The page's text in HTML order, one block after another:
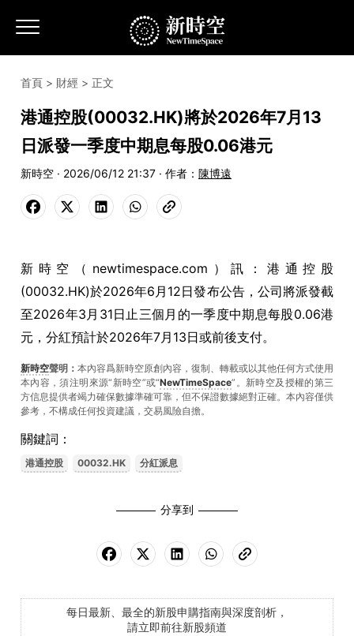
首頁 > 財經 > 正文
港通控股(00032.HK)將於2026年7月13
日派發一季度中期息每股0.06港元
新時空 · 2026/06/12 21:37 · 作者： 陳博遠
新時空（newtimespace.com）訊：港通控股
(00032.HK)於2026年6月12日發布公告，公司將派發截
至2026年3月31日止三個月的一季度中期息每股0.06港
元，分紅預計於2026年7月13日或前後支付。
新時空聲明： 本內容爲新時空原創內容，復制、轉載或以其他任何方式使用
本內容，須注明來源“新時空”或“NewTimeSpace”。新時空及授權的第三
方信息提供者竭力確保數據準確可靠，但不保證數據絕對正確。本內容僅供
參考，不構成任何投資建議，交易風險自擔。
關鍵詞：
港通控股 00032.HK 分紅派息
分享到
每日最新、最全的新股申購指南與深度剖析，
請立即前往新股頻道